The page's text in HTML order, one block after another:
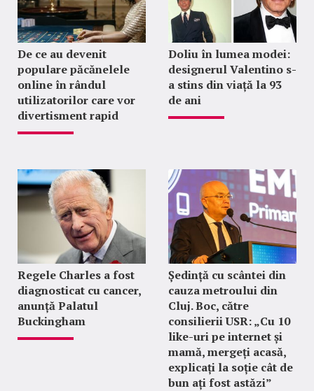
De ce au devenit
populare păcănelele
online în rândul
utilizatorilor care vor
divertisment rapid
Doliu în lumea modei:
designerul Valentino s-
a stins din viață la 93
de ani
Regele Charles a fost
diagnosticat cu cancer,
anunță Palatul
Buckingham
Ședință cu scântei din
cauza metroului din
Cluj. Boc, către
consilierii USR: „Cu 10
like-uri pe internet și
mamă, mergeți acasă,
explicați la soție cât de
bun ați fost astăzi”